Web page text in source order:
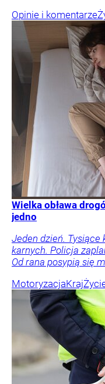
Opinie i komentarze
Wielka obława
jedno
Jeden dzień.
karnych. Policja
Od rana posypią się
MotoryzacjaKraj